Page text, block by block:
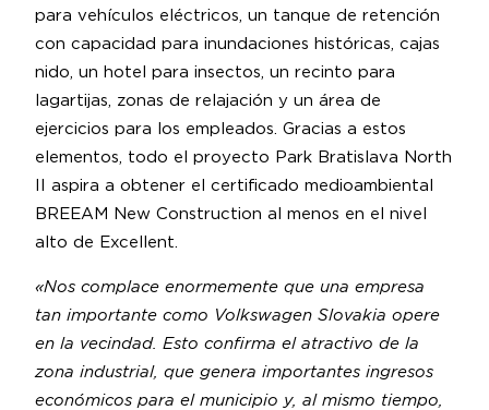
para vehículos eléctricos, un tanque de retención
con capacidad para inundaciones históricas, cajas
nido, un hotel para insectos, un recinto para
lagartijas, zonas de relajación y un área de
ejercicios para los empleados. Gracias a estos
elementos, todo el proyecto Park Bratislava North
II aspira a obtener el certificado medioambiental
BREEAM New Construction al menos en el nivel
alto de Excellent.
«Nos complace enormemente que una empresa
tan importante como Volkswagen Slovakia opere
en la vecindad. Esto confirma el atractivo de la
zona industrial, que genera importantes ingresos
económicos para el municipio y, al mismo tiempo,